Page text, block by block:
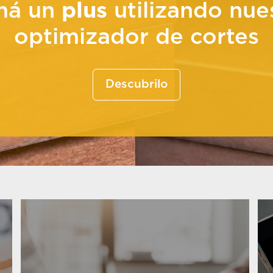
un plus utilizando
optimizador de cortes
Descubrilo